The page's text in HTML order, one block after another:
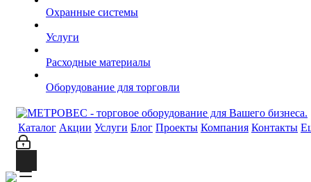
Охранные системы
Услуги
Расходные материалы
Оборудование для торговли
Каталог Акции Услуги Блог Проекты Компания Контакты